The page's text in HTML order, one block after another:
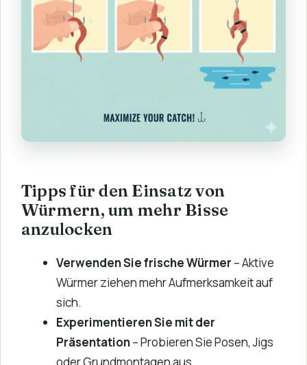
Tipps für den Einsatz von
Würmern, um mehr Bisse
anzulocken
Verwenden Sie frische Würmer – Aktive
Würmer ziehen mehr Aufmerksamkeit auf
sich.
Experimentieren Sie mit der
Präsentation– Probieren Sie Posen, Jigs